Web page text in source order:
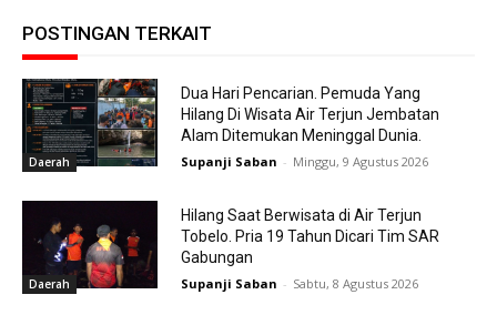
POSTINGAN TERKAIT
Daerah
Dua Hari Pencarian. Pemuda Yang
Hilang Di Wisata Air Terjun Jembatan
Alam Ditemukan Meninggal Dunia.
Supanji Saban - Minggu, 9 Agustus 2026
Daerah
Hilang Saat Berwisata di Air Terjun
Tobelo. Pria 19 Tahun Dicari Tim SAR
Gabungan
Supanji Saban - Sabtu, 8 Agustus 2026